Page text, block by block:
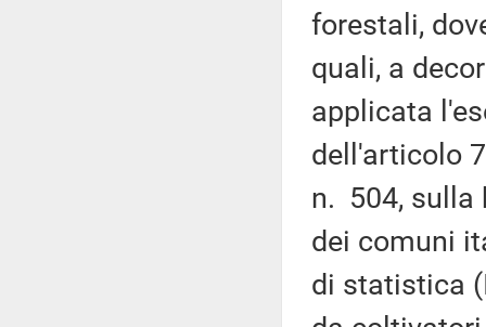
forestali,
quali, a
applicata
dell'articolo
n. 504, sulla
dei comuni
di statistica